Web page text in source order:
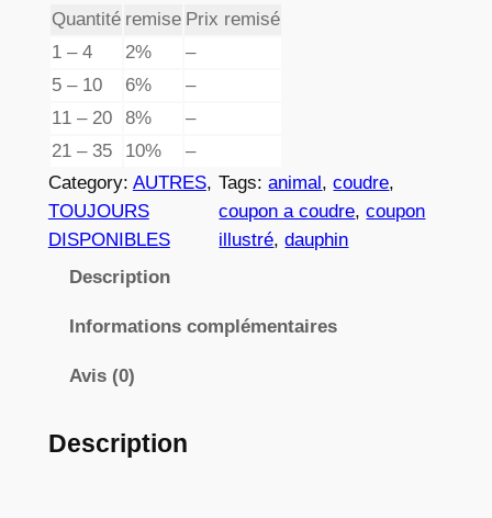
r
:
3
,
2
n
é
d
e
0
6
Quantité remise Prix remisé
1 – 4
2%
–
5 – 10
6%
–
11 – 20
8%
–
21 – 35
10%
–
Category: AUTRES
TOUJOURS
DISPONIBLES
Tags:animal, coudre
coupon a coudre, coupon
illustré, dauphin
Description
Informations complémentaires
Avis (0)
Description